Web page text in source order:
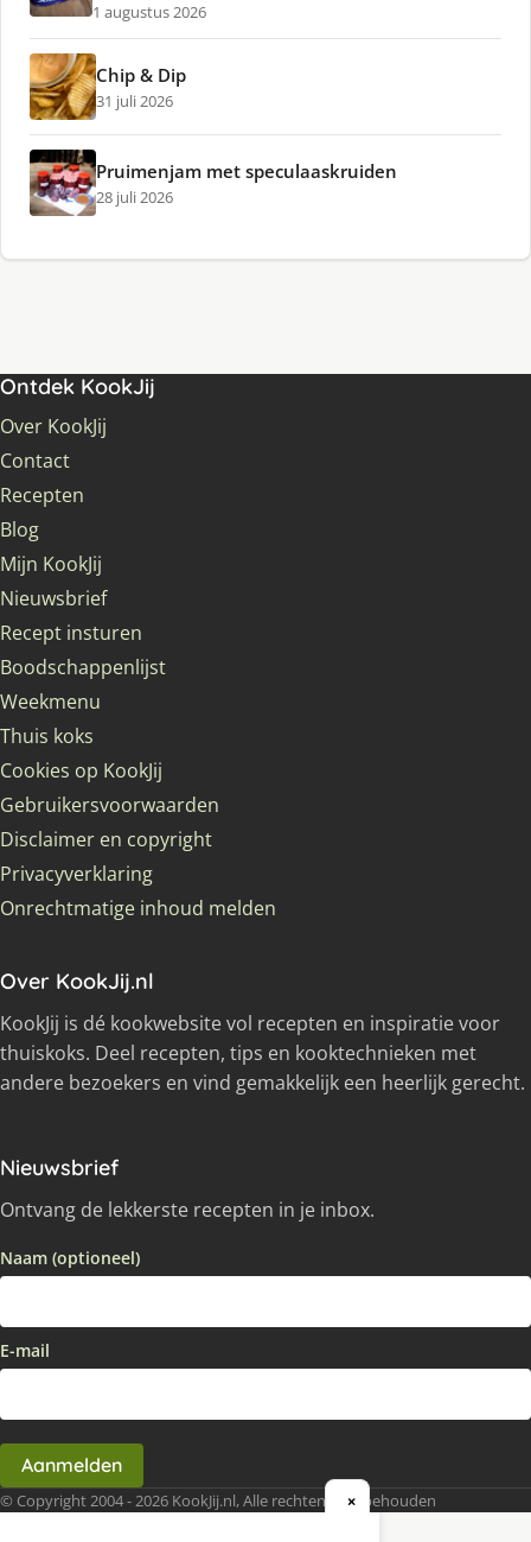
1 augustus 2026
Chip & Dip
31 juli 2026
Pruimenjam met speculaaskruiden
28 juli 2026
Ontdek KookJij
Over KookJij
Contact
Recepten
Blog
Mijn KookJij
Nieuwsbrief
Recept insturen
Boodschappenlijst
Weekmenu
Thuis koks
Cookies op KookJij
Gebruikersvoorwaarden
Disclaimer en copyright
Privacyverklaring
Onrechtmatige inhoud melden
Over KookJij.nl
KookJij is dé kookwebsite vol recepten en inspiratie voor
thuiskoks. Deel recepten, tips en kooktechnieken met
andere bezoekers en vind gemakkelijk een heerlijk gerecht.
Nieuwsbrief
Ontvang de lekkerste recepten in je inbox.
Naam (optioneel)
E-mail
Aanmelden
© Copyright 2004 - 2026 KookJij.nl, Alle rechten voorbehouden
×